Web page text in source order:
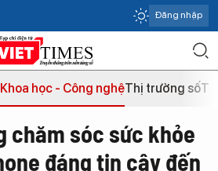
Đăng nhập
Khoa học - Công nghệThị trường số
chăm sóc sức khỏe
đáng tin cậy đến